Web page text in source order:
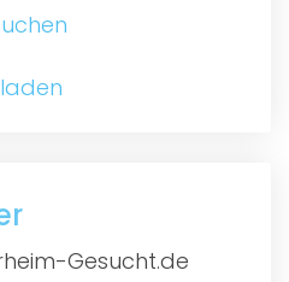
Gesucht.de